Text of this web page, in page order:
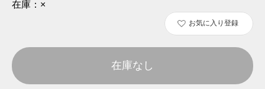
在庫： ×
お気に入り登録
在庫なし